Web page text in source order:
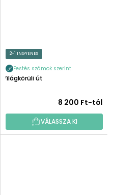
2+1 INGYENES
Festés számok szerint
Világkörüli út
8 200 Ft-tól
VÁLASSZA KI